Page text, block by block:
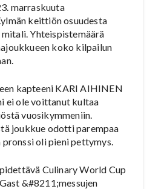
marraskuuta
keittiön osuudesta
Yhteispistemäärä
koko kilpailun
kapteeni KARI AIHINEN
ei ole voittanut kultaa
vuosikymmeniin.
joukkue odotti parempaa
pronssi oli pieni pettymys.
Culinary World Cup
&#8211;messujen